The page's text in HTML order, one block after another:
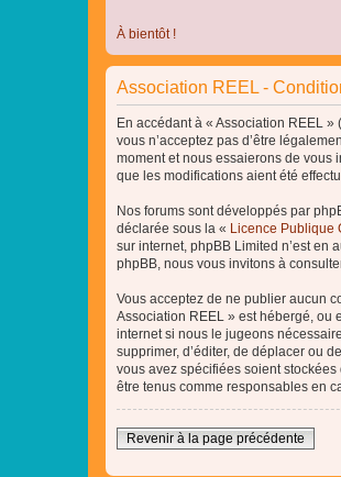
À bientôt !
Association REEL -
En accédant à « Association REEL
vous n’acceptez pas d’être
moment et nous essaierons de vous
que les modifications aient été
Nos forums sont développés par
déclarée sous la « Licence Publique
sur internet, phpBB Limited n’est en
phpBB, nous vous invitons à
Vous acceptez de ne publier aucun
Association REEL » est hébergé, ou
internet si nous le jugeons
supprimer, d’éditer, de déplacer ou
vous avez spécifiées soient
être tenus comme responsables en
Revenir à la page précédente